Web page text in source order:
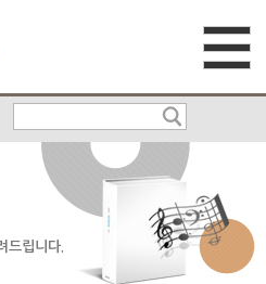
드립니다.